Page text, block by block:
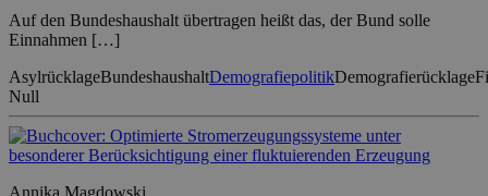
Auf den Bundeshaushalt übertragen heißt das, der Bund solle
Einnahmen […]
AsylrücklageBundeshaushaltDemografiepolitikDemografierücklage
Null